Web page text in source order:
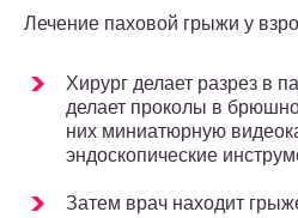
Лечение паховой грыжи у
Хирург делает разрез в
делает проколы в
них миниатюрную
эндоскопические
Затем врач находит